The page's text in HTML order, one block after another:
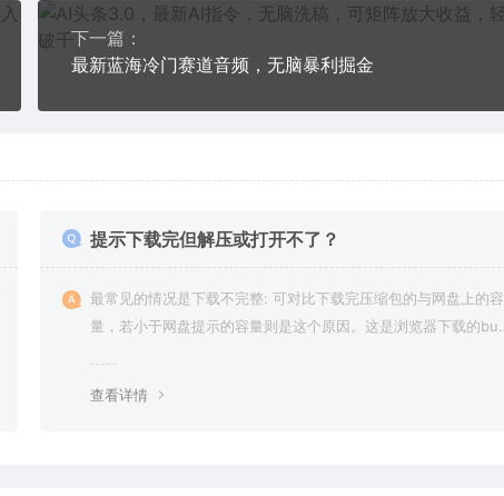
下一篇：
最新蓝海冷门赛道音频，无脑暴利掘金
提示下载完但解压或打开不了？
最常见的情况是下载不完整: 可对比下载完压缩包的与网盘上的容
量，若小于网盘提示的容量则是这个原因。这是浏览器下载的bu
查看详情